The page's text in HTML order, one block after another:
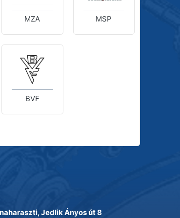
MZA MSP
BVF
Jedlik Ányos út 8